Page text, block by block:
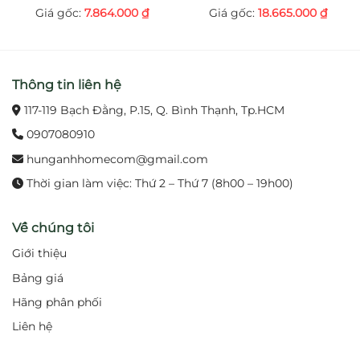
Không bao gồm ống thải chữ P
dàng phối hợp với phụ kiện phù hợp.
5. Thông số kỹ thuật
Mã sản phẩm:TOTO TS105B13
Chiều cao thân vòi (trên chậu):
7.864.000 ₫ 18.665.000 ₫
Thông tin liên hệ
117-119 Bạch Đằng, P.15, Q. Bình Thạnh, Tp.HCM
0907080910
hunganhhomecom@gmail.com
Thời gian làm việc: Thứ 2 – Thứ 7 (8h00 – 19h00)
Về chúng tôi
Giới thiệu
Bảng giá
Hãng phân phối
Liên hệ